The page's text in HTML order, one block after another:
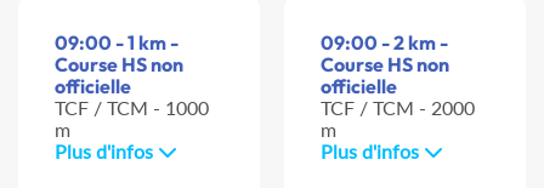
09:00 - 1 km -
Course HS non
officielle
TCF / TCM - 1000
m
Plus d'infos
09:00 - 2 km -
Course HS non
officielle
TCF / TCM - 2000
m
Plus d'infos